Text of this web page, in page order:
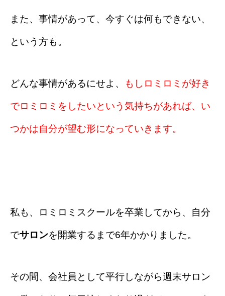
また、事情があって、今すぐは何もできない、
という方も。
どんな事情があるにせよ、 もしロミロミが好き
でロミロミをしたいという気持ちがあれば、い
つかは自分が望む形になっていきます。
私も、ロミロミスクールを卒業してから、自分
でサロンを開業するまで6年かかりました。
その間、会社員として平行しながら週末サロン